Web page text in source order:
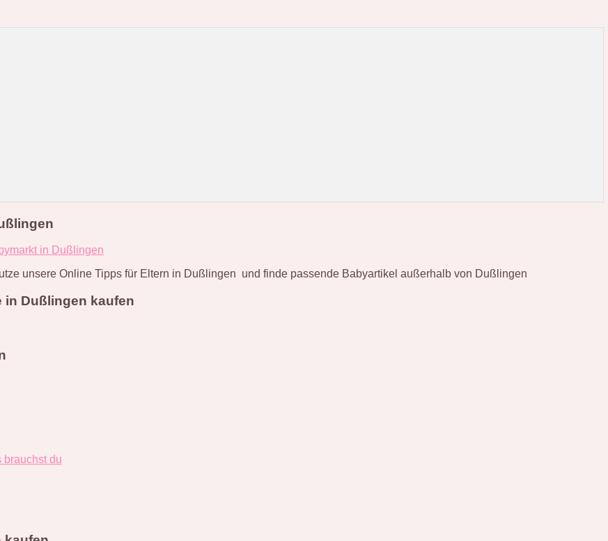
in Dußlingen
unsere Online Tipps für Eltern in Dußlingen und finde passende Babyartikel außerhalb von Dußlingen
in Dußlingen kaufen
brauchst du